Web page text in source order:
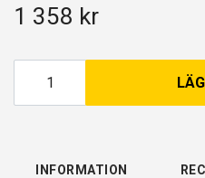
1 358 kr
INFORMATION